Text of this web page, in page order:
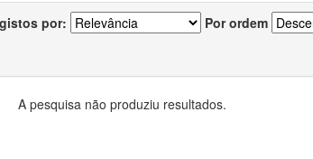
por: Por ordem
A pesquisa não produziu resultados.